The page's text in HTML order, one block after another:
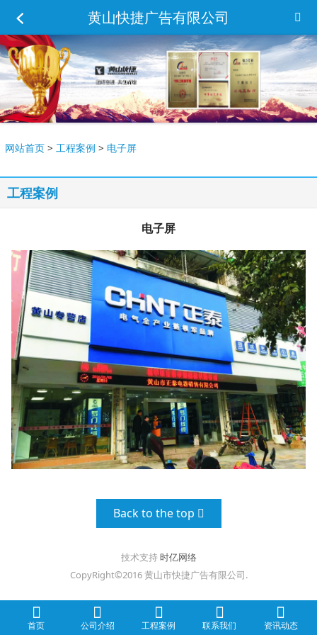
黄山快捷广告有限公司
网站首页> 工程案例 > 电子屏
工程案例
电子屏
Back to the top
技术支持时亿网络
CopyRight©2016 黄山市快捷广告有限公司.
首页 公司介绍 工程案例 联系我们 资讯动态
/mobile/assets/js/jquery.min.js">/mobile/assets/js/amazeui
.min.js">